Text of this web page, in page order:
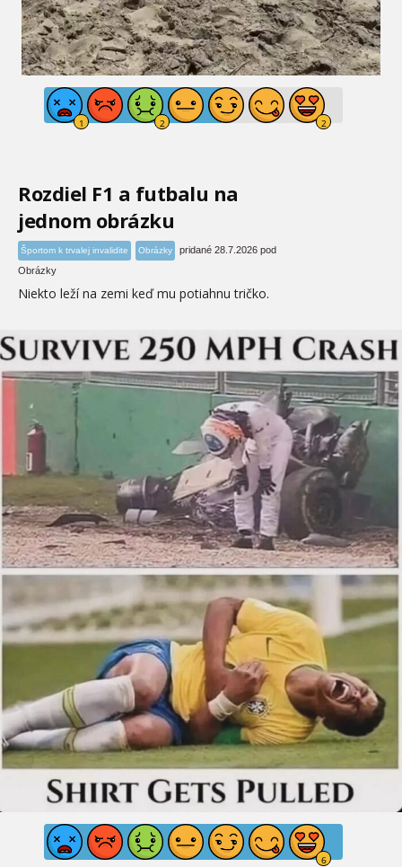
Rozdiel F1 a futbalu na
jednom obrázku
Športom k trvalej invalidite Obrázky
pridané 28.7.2026 pod
Obrázky
Niekto leží na zemi keď mu potiahnu tričko.